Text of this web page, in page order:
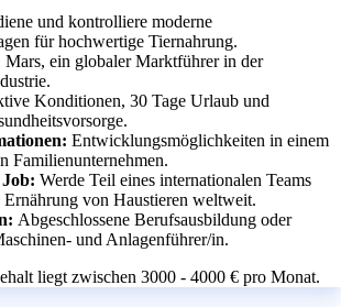
und kontrolliere moderne
für hochwertige Tiernahrung.
Mars, ein globaler Marktführer in der
Konditionen, 30 Tage Urlaub und
Entwicklungsmöglichkeiten in einem
Familienunternehmen.
Werde Teil eines internationalen Teams
Ernährung von Haustieren weltweit.
Abgeschlossene Berufsausbildung oder
und Anlagenführer/in.
liegt zwischen 3000 - 4000 € pro Monat.